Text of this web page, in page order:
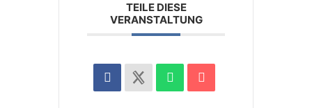
TEILE DIESE
VERANSTALTUNG